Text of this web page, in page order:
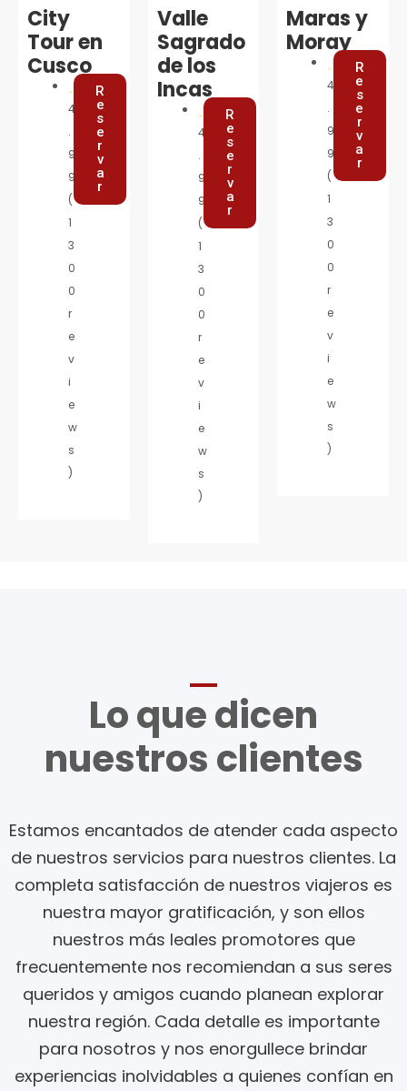
City
Tour en
Cusco
4
.
9
9
(
1
3
0
0
r
e
v
i
e
w
s
)
R
e
s
e
r
v
a
r
Valle
Sagrado
de los
Incas
4
.
9
9
(
1
3
0
0
r
e
v
i
e
w
s
)
R
e
s
e
r
v
a
r
Maras y
Moray
4
.
9
9
(
1
3
0
0
r
e
v
i
e
w
s
)
R
e
s
e
r
v
a
r
Lo que dicen
nuestros clientes
Estamos encantados de atender cada aspecto
de nuestros servicios para nuestros clientes. La
completa satisfacción de nuestros viajeros es
nuestra mayor gratificación, y son ellos
nuestros más leales promotores que
frecuentemente nos recomiendan a sus seres
queridos y amigos cuando planean explorar
nuestra región. Cada detalle es importante
para nosotros y nos enorgullece brindar
experiencias inolvidables a quienes confían en